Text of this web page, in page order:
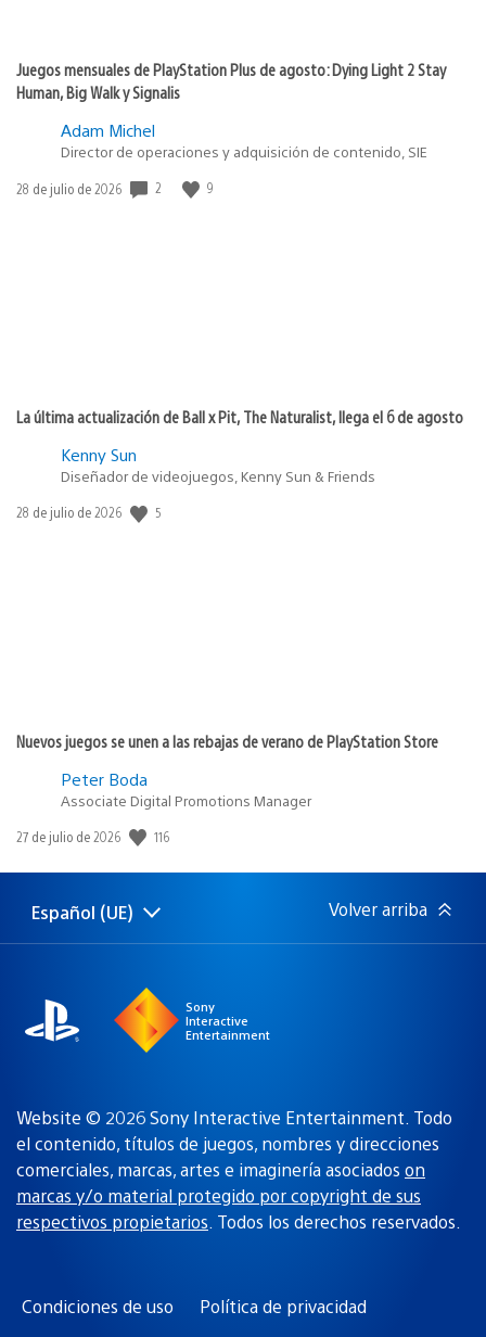
Juegos mensuales de PlayStation Plus de agosto: Dying Light 2 Stay
Human, Big Walk y Signalis
Adam Michel
Director de operaciones y adquisición de contenido, SIE
Fecha
28 de julio de 2026 2 9
La última actualización de Ball x Pit, The Naturalist, llega el 6 de agosto
Kenny Sun
Diseñador de videojuegos, Kenny Sun & Friends
Fecha
28 de julio de 2026 5
Nuevos juegos se unen a las rebajas de verano de PlayStation Store
Peter Boda
Associate Digital Promotions Manager
Fecha
publicación:
27 de julio de 2026 116
Selecciona
una
Región
actual:
Español (UE) Volver arriba
Sony
Interactive
Entertainment
Website © 2026 Sony Interactive Entertainment. Todo
el contenido, títulos de juegos, nombres y direcciones
comerciales, marcas, artes e imaginería asociados on
marcas y/o material protegido por copyright de sus
respectivos propietarios. Todos los derechos reservados.
Condiciones de uso
Política de privacidad